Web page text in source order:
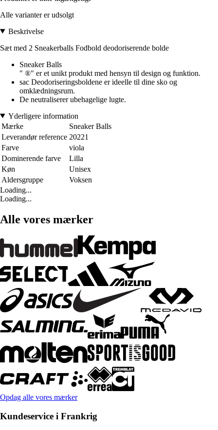
Alle varianter er udsolgt
Beskrivelse
Sæt med 2 Sneakerballs Fodbold deodoriserende bolde
Sneaker Balls
" ®" er et unikt produkt med hensyn til design og funktion.
sac Deodoriseringsboldene er ideelle til dine sko og
omklædningsrum.
De neutraliserer ubehagelige lugte.
Yderligere information
Mærke
Sneaker Balls
Leverandør reference 20221
Farve
viola
Dominerende farve
Lilla
Køn
Unisex
Aldersgruppe
Voksen
Loading...
Loading...
Alle vores mærker
Opdag alle vores mærker
Kundeservice i Frankrig